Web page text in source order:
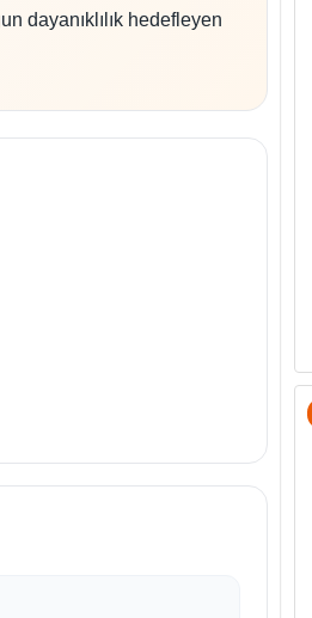
dayanıklılık hedefleyen